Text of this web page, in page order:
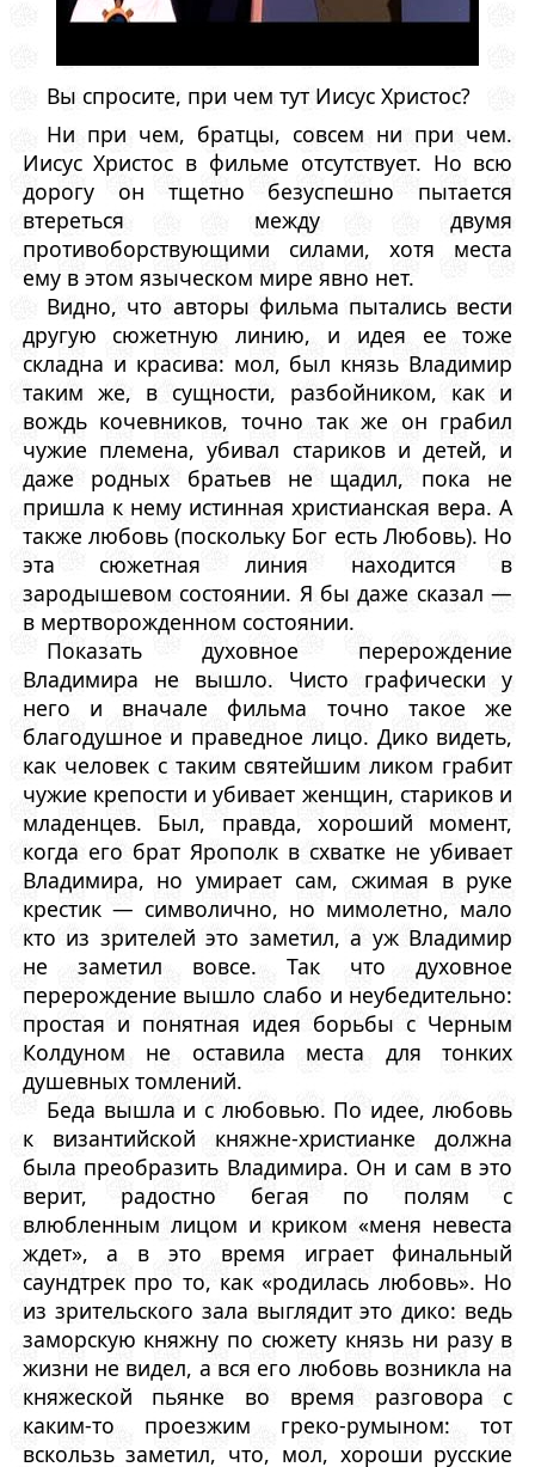
Вы спросите, при чем тут Иисус Христос?
Ни при чем, братцы, совсем ни при чем.
Иисус Христос в фильме отсутствует. Но всю
дорогу он тщетно безуспешно пытается
втереться между двумя
противоборствующими силами, хотя места
ему в этом языческом мире явно нет.
Видно, что авторы фильма пытались вести
другую сюжетную линию, и идея ее тоже
складна и красива: мол, был князь Владимир
таким же, в сущности, разбойником, как и
вождь кочевников, точно так же он грабил
чужие племена, убивал стариков и детей, и
даже родных братьев не щадил, пока не
пришла к нему истинная христианская вера. А
также любовь (поскольку Бог есть Любовь). Но
эта сюжетная линия находится в
зародышевом состоянии. Я бы даже сказал —
в мертворожденном состоянии.
Показать духовное перерождение
Владимира не вышло. Чисто графически у
него и вначале фильма точно такое же
благодушное и праведное лицо. Дико видеть,
как человек с таким святейшим ликом грабит
чужие крепости и убивает женщин, стариков и
младенцев. Был, правда, хороший момент,
когда его брат Ярополк в схватке не убивает
Владимира, но умирает сам, сжимая в руке
крестик — символично, но мимолетно, мало
кто из зрителей это заметил, а уж Владимир
не заметил вовсе. Так что духовное
перерождение вышло слабо и неубедительно:
простая и понятная идея борьбы с Черным
Колдуном не оставила места для тонких
душевных томлений.
Беда вышла и с любовью. По идее, любовь
к византийской княжне-христианке должна
была преобразить Владимира. Он и сам в это
верит, радостно бегая по полям с
влюбленным лицом и криком «меня невеста
ждет», а в это время играет финальный
саундтрек про то, как «родилась любовь». Но
из зрительского зала выглядит это дико: ведь
заморскую княжну по сюжету князь ни разу в
жизни не видел, а вся его любовь возникла на
княжеской пьянке во время разговора с
каким-то проезжим греко-румыном: тот
вскользь заметил, что, мол, хороши русские